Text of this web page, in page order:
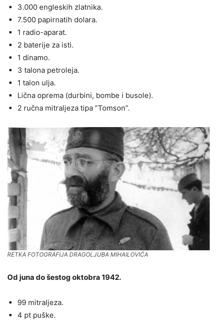
3.000 engleskih zlatnika.
7.500 papirnatih dolara.
1 radio-aparat.
2 baterije za isti.
1 dinamo.
3 talona petroleja.
1 talon ulja.
Lična oprema (durbini, bombe i busole).
2 ručna mitraljeza tipa ”Tomson”.
RETKA FOTOGRAFIJA DRAGOLJUBA MIHAILOVIĆA
Оd juna do šestog oktobra 1942.
99 mitraljeza.
4 pt puške.